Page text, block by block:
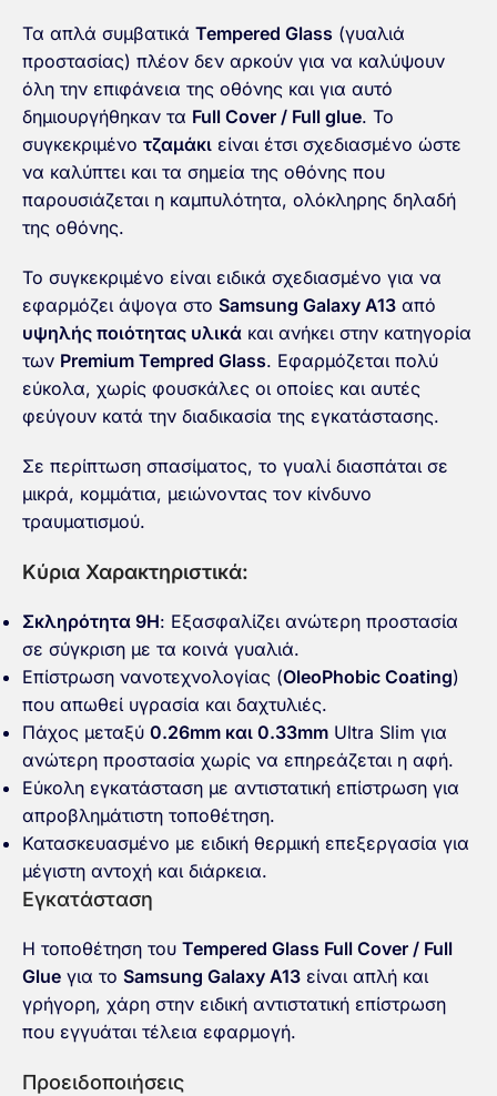
Τα απλά συμβατικά Tempered Glass (γυαλιά
προστασίας) πλέον δεν αρκούν για να καλύψουν
όλη την επιφάνεια της οθόνης και για αυτό
δημιουργήθηκαν τα Full Cover / Full glue. To
συγκεκριμένο τζαμάκι είναι έτσι σχεδιασμένο ώστε
να καλύπτει και τα σημεία της οθόνης που
παρουσιάζεται η καμπυλότητα, ολόκληρης δηλαδή
της οθόνης.
Το συγκεκριμένο είναι ειδικά σχεδιασμένο για να
εφαρμόζει άψογα στο Samsung Galaxy A13 από
υψηλής ποιότητας υλικά και ανήκει στην κατηγορία
των Premium Tempred Glass. Εφαρμόζεται πολύ
εύκολα, χωρίς φουσκάλες οι οποίες και αυτές
φεύγουν κατά την διαδικασία της εγκατάστασης.
Σε περίπτωση σπασίματος, το γυαλί διασπάται σε
μικρά, κομμάτια, μειώνοντας τον κίνδυνο
τραυματισμού.
Κύρια Χαρακτηριστικά:
Σκληρότητα 9H: Εξασφαλίζει ανώτερη προστασία
σε σύγκριση με τα κοινά γυαλιά.
Επίστρωση νανοτεχνολογίας (OleoPhobic Coating)
που απωθεί υγρασία και δαχτυλιές.
Πάχος μεταξύ 0.26mm και 0.33mm Ultra Slim για
ανώτερη προστασία χωρίς να επηρεάζεται η αφή.
Εύκολη εγκατάσταση με αντιστατική επίστρωση για
απροβλημάτιστη τοποθέτηση.
Κατασκευασμένο με ειδική θερμική επεξεργασία για
μέγιστη αντοχή και διάρκεια.
Εγκατάσταση
Η τοποθέτηση του Tempered Glass Full Cover / Full
Glue για το Samsung Galaxy A13 είναι απλή και
γρήγορη, χάρη στην ειδική αντιστατική επίστρωση
που εγγυάται τέλεια εφαρμογή.
Προειδοποιήσεις